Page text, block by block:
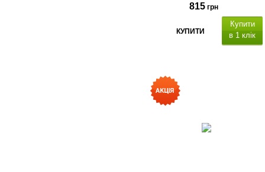
815 грн
КУПИТИ
Купити
в 1 клік
, кут нахилу